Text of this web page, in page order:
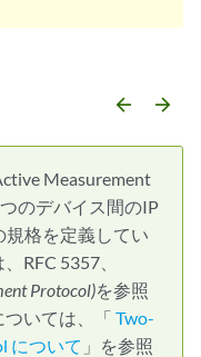
arrow_backward arrow_forward
Measurement
のデバイス間のIP
格を定義してい
RFC 5357、
Protocol)を参照
ついては、「 Two-
について 」を参照